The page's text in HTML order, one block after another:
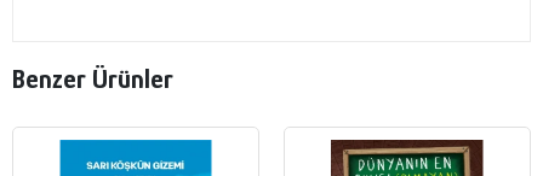
Benzer Ürünler